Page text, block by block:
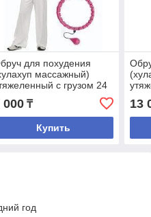
для похудения
массажный)
с грузом 24
000₸
Купить
13
год